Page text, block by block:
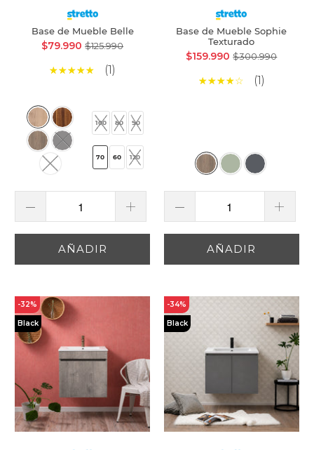
Base de Mueble Belle
$79.990$125.990
(1)
100 80 90
70 60 120
AÑADIR
Base de Mueble Sophie
Texturado
$159.990$300.990
(1)
AÑADIR
-32%
Black
-34%
Black